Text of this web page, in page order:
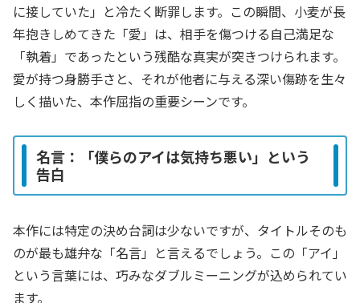
に接していた」と冷たく断罪します。この瞬間、小麦が長
年抱きしめてきた「愛」は、相手を傷つける自己満足な
「執着」であったという残酷な真実が突きつけられます。
愛が持つ身勝手さと、それが他者に与える深い傷跡を生々
しく描いた、本作屈指の重要シーンです。
名言：「僕らのアイは気持ち悪い」という
告白
本作には特定の決め台詞は少ないですが、タイトルそのも
のが最も雄弁な「名言」と言えるでしょう。この「アイ」
という言葉には、巧みなダブルミーニングが込められてい
ます。